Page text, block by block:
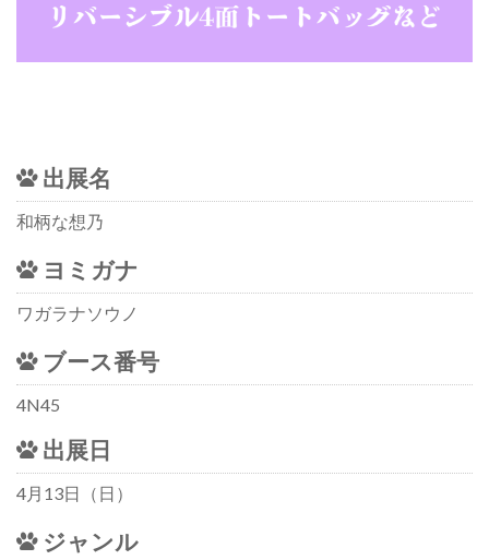
出展名
和柄な想乃
ヨミガナ
ワガラナソウノ
ブース番号
4N45
出展日
4月13日（日）
ジャンル